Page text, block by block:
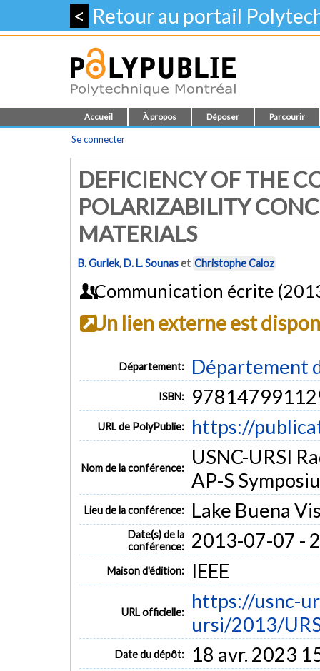
< Retour au portail
Accueil À propos Déposer Parcourir
Se connecter
DEFICIENCY OF THE
POLARIZABILITY
MATERIALS
B. Gurlek,D. L. Sounaset Christophe Caloz
Communication écrite
Un lien externe est
Département: Département
ISBN:
URL de PolyPublie: https://
Nom de la conférence:
USNC-URSI
AP-S
Lieu de la conférence: Lake Buena
Date(s) de la
conférence:
2013-07-07 -
Maison d'édition: IEEE
URL officielle:
https://usnc-
ursi/2013/
Date du dépôt: 18 avr. 2023